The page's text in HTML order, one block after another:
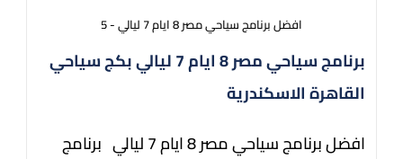
افضل برنامج سياحي مصر 8 ايام 7 ليالي - 5
برنامج سياحي مصر 8 ايام 7 ليالي بكج سياحي
القاهرة الاسكندرية
افضل برنامج سياحي مصر 8 ايام 7 ليالي برنامج